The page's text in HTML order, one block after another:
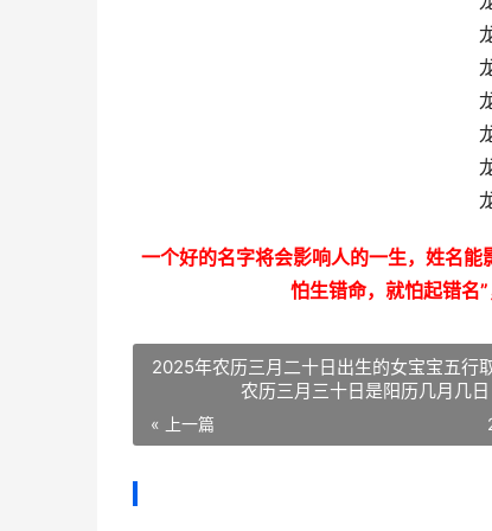
一个好的名字将会影响人的一生，姓名能
怕生错命，就怕起错名
2025年农历三月二十日出生的女宝宝五行
农历三月三十日是阳历几月几日
« 上一篇